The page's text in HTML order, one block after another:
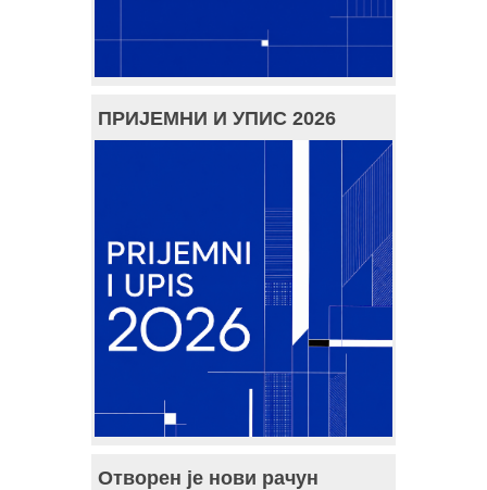
ПРИЈЕМНИ И УПИС 2026
Отворен је нови рачун